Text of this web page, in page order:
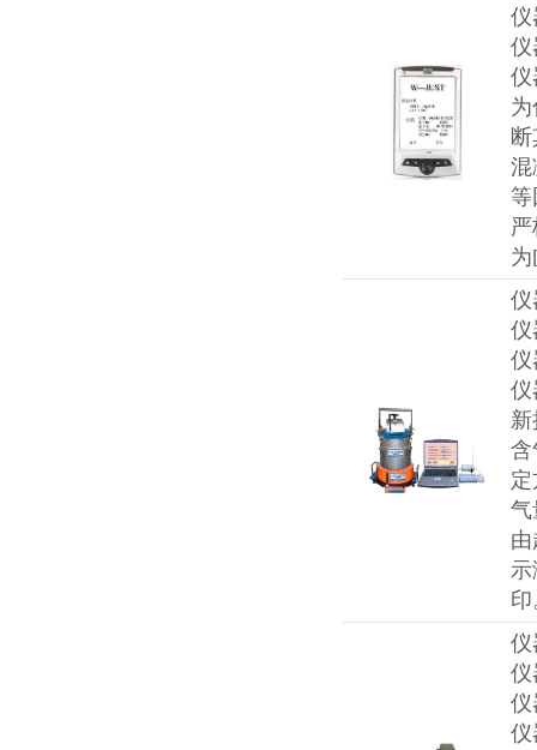
仪
仪
仪
混
等
仪
仪
仪
仪
含
气
示
仪
仪
仪
仪